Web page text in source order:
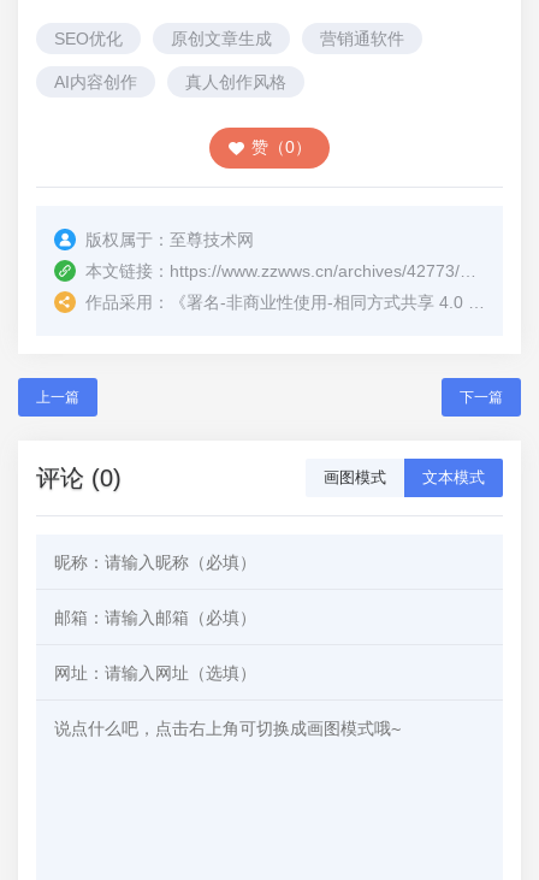
SEO优化 原创文章生成 营销通软件
AI内容创作 真人创作风格
赞（0）
版权属于： 至尊技术网
本文链接：
作品采用：
《署名-非商业性使用-相同方式共享 4.0 国际 (CC BY-NC-SA 4.0)
上一篇 下一篇
评论 (0) 画图模式 文本模式